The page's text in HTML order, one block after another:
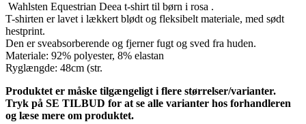
Wahlsten Equestrian Deea t-shirt til børn i rosa .
T-shirten er lavet i lækkert blødt og fleksibelt materiale, med sødt
hestprint.
Den er sveabsorberende og fjerner fugt og sved fra huden.
Materiale: 92% polyester, 8% elastan
Ryglængde: 48cm (str.
Produktet er måske tilgængeligt i flere størrelser/varianter.
Tryk på SE TILBUD for at se alle varianter hos forhandleren
og læse mere om produktet.